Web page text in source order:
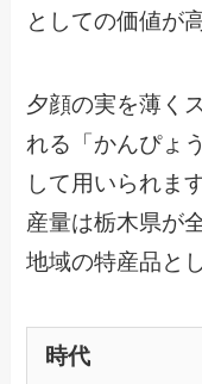
としての価値が
夕顔の実を薄く
れる「かんぴょ
して用いられま
産量は栃木県が
地域の特産品と
時代